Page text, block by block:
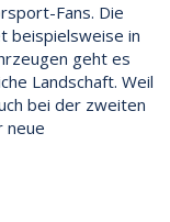
Fans. Die
beispielsweise in
geht es
Landschaft. Weil
bei der zweiten
neue